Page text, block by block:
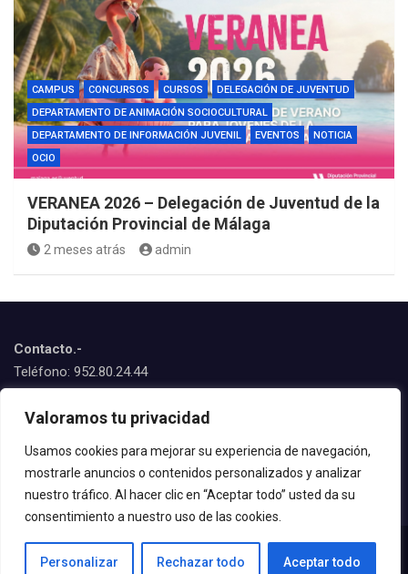
Valoramos tu privacidad
Usamos cookies para mejorar su experiencia de navegación,
mostrarle anuncios o contenidos personalizados y analizar
nuestro tráfico. Al hacer clic en “Aceptar todo” usted da su
consentimiento a nuestro uso de las cookies.
Personalizar Rechazar todo Aceptar todo
CAMPUS CONCURSOS CURSOS
DELEGACIÓN DE JUVENTUD
DEPARTAMENTO DE ANIMACIÓN SOCIOCULTURAL
DEPARTAMENTO DE INFORMACIÓN JUVENIL
EVENTOS
NOTICIA
OCIO
VERANEA 2026 – Delegación de Juventud de la
Diputación Provincial de Málaga
2 meses atrás admin
Contacto.-
Teléfono: 952.80.24.44
juventud@estepona.es
© 2020 Delegación de Juventud